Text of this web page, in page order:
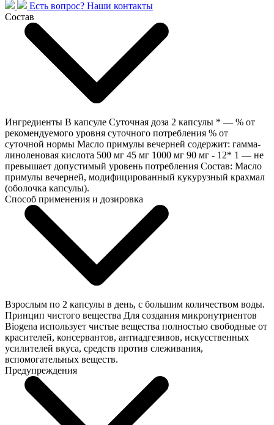
Есть вопрос? Наши контакты
Состав
Ингредиенты В капсуле Суточная доза 2 капсулы * — % от
рекомендуемого уровня суточного потребления % от
суточной нормы Масло примулы вечерней содержит: гамма-
линоленовая кислота 500 мг 45 мг 1000 мг 90 мг - 12* 1 — не
превышает допустимый уровень потребления Состав: Масло
примулы вечерней, модифицированный кукурузный крахмал
(оболочка капсулы).
Способ применения и дозировка
Взрослым по 2 капсулы в день, с большим количеством воды.
Принцип чистого вещества Для создания микронутриентов
Biogena использует чистые вещества полностью свободные от
красителей, консервантов, антиадгезивов, искусственных
усилителей вкуса, средств против слеживания,
вспомогательных веществ.
Предупреждения